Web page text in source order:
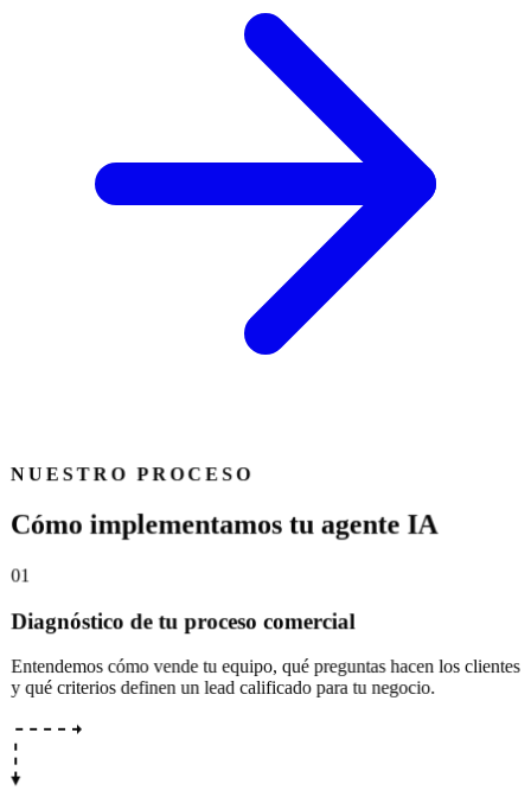
NUESTRO PROCESO
Cómo implementamos tu agente IA
01
Diagnóstico de tu proceso comercial
Entendemos cómo vende tu equipo, qué preguntas hacen los clientes
y qué criterios definen un lead calificado para tu negocio.